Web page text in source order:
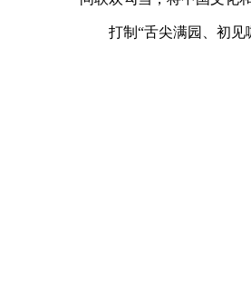
打制“舌尖满园、初见咖